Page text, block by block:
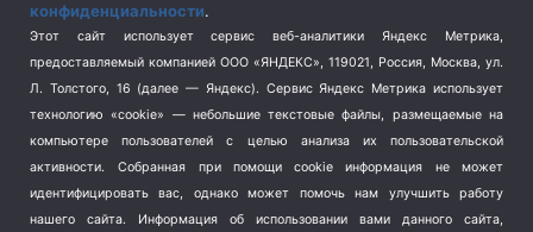
Спорт (740)
Терроризм (1)
Транспорт (262)
Туризм (178)
Флот (76)
конфиденциальности.
Этот сайт использует сервис веб-аналитики Яндекс Метрика,
предоставляемый компанией ООО «ЯНДЕКС», 119021, Россия, Москва, ул.
Л. Толстого, 16 (далее — Яндекс). Сервис Яндекс Метрика использует
технологию «cookie» — небольшие текстовые файлы, размещаемые на
компьютере пользователей с целью анализа их пользовательской
активности.
Собранная при помощи cookie информация не может
идентифицировать вас, однако может помочь нам улучшить работу
нашего сайта. Информация об использовании вами данного сайта,